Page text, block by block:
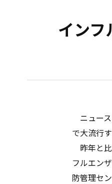
イン
ニュー
で大流行
昨年と
フルエン
防管理セ